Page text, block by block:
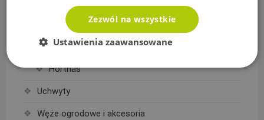
BARENBRUG
Hortnas
Uchwyty
Węże ogrodowe i akcesoria
Zezwól na wszystkie
Ustawienia zaawansowane